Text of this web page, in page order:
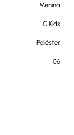
Menina
C Kids
Poliéster
06